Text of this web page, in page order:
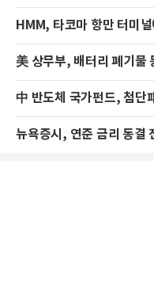
HMM, 타코마 항만 터미
美 상무부, 배터리 폐기물
中 반도체 국가펀드, 첨단
뉴욕증시, 연준 금리 동결